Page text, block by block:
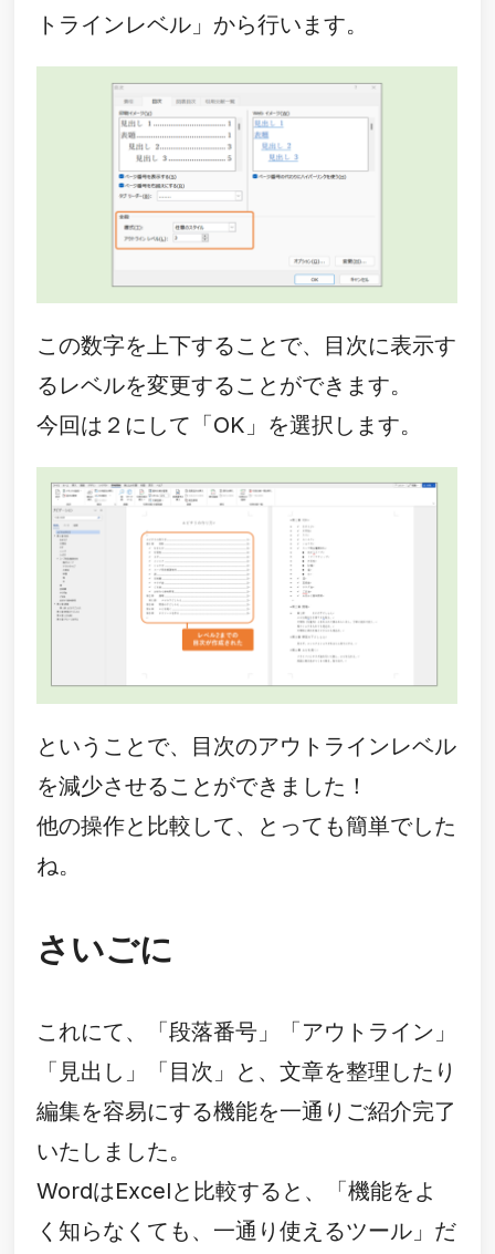
トラインレベル」から行います。
この数字を上下することで、目次に表示す
るレベルを変更することができます。
今回は２にして「OK」を選択します。
ということで、目次のアウトラインレベル
を減少させることができました！
他の操作と比較して、とっても簡単でした
ね。
さいごに
これにて、「段落番号」「アウトライン」
「見出し」「目次」と、文章を整理したり
編集を容易にする機能を一通りご紹介完了
いたしました。
WordはExcelと比較すると、「機能をよ
く知らなくても、一通り使えるツール」だ